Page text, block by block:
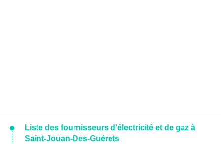
Liste des fournisseurs d'électricité et de gaz à
Saint-Jouan-Des-Guérets